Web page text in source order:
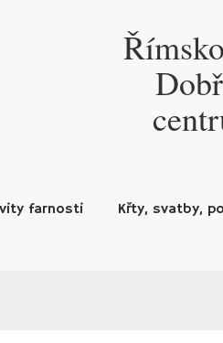
farnosti Křty, svatby,